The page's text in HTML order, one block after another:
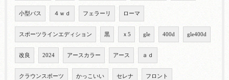
小型バス ４ｗｄ フェラーリ ローマ
スポーツラインエディション 黒 ｘ5 gle 400d gle400d
改良 2024 アースカラー アース ａｄ
クラウンスポーツ かっこいい セレナ フロント